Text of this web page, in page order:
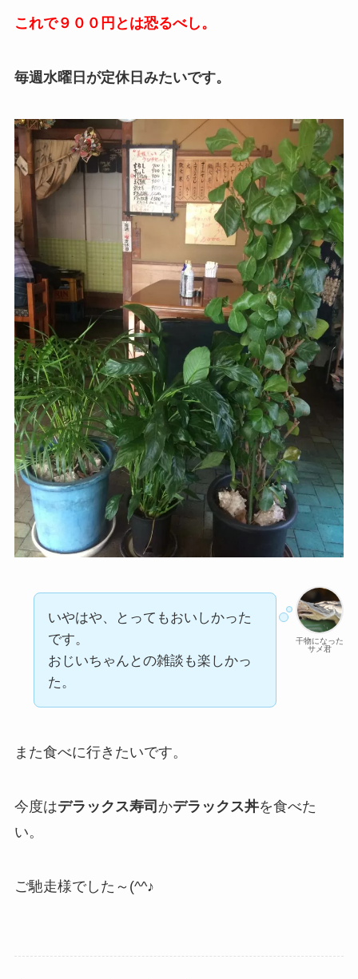
これで９００円とは恐るべし。
毎週水曜日が定休日みたいです。
干物になった
サメ君
いやはや、とってもおいしかった
です。
おじいちゃんとの雑談も楽しかっ
た。
また食べに行きたいです。
今度はデラックス寿司 かデラックス丼を食べた
い。
ご馳走様でした～(^^♪